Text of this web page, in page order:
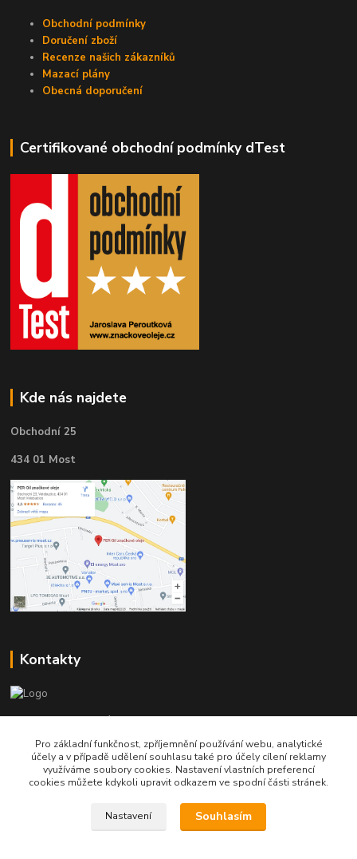
Obchodní podmínky
Doručení zboží
Recenze našich zákazníků
Mazací plány
Obecná doporučení
Certifikované obchodní podmínky dTest
Kde nás najdete
Obchodní 25
434 01 Most
Kontakty
Telefon pro technické dotazy: 775 113 255
Telefon do našeho obchodu : 774 993 479
info@znackoveoleje.cz
Pro základní funkčnost, zpříjemnění používání webu, analytické
účely a v případě udělení souhlasu také pro účely cílení reklamy
využíváme soubory cookies. Nastavení vlastních preferencí
cookies můžete kdykoli upravit odkazem ve spodní části stránek.
Nastavení Souhlasím